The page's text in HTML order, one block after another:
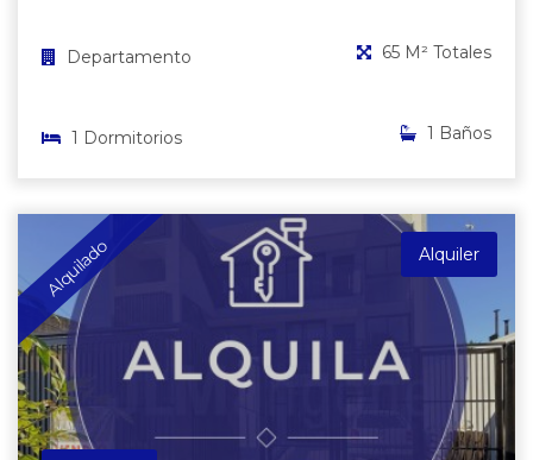
Departamento 65 M² Totales
1 Dormitorios 1 Baños
Alquilado Alquiler